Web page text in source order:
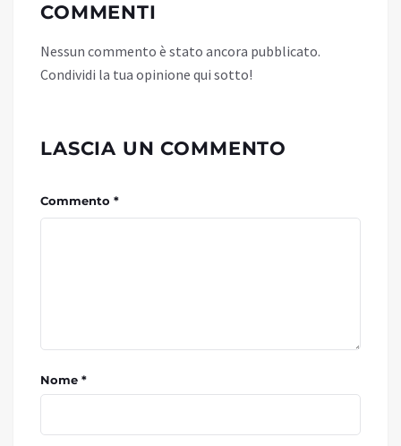
COMMENTI
Nessun commento è stato ancora pubblicato.
Condividi la tua opinione qui sotto!
LASCIA UN COMMENTO
Commento *
Nome *